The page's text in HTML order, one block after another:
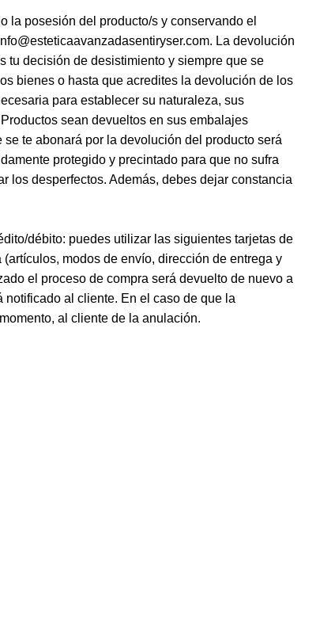
la posesión del producto/s y conservando el
La devolución
tu decisión de desistimiento y siempre que se
bienes o hasta que acredites la devolución de los
para establecer su naturaleza, sus
sean devueltos en sus embalajes
te abonará por la devolución del producto será
protegido y precintado para que no sufra
los desperfectos. Además, debes dejar constancia
débito: puedes utilizar las siguientes tarjetas de
modos de envío, dirección de entrega y
el proceso de compra será devuelto de nuevo a
al cliente. En el caso de que la
al cliente de la anulación.